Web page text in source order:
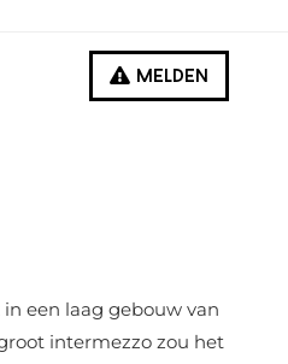
Melden
een laag gebouw van
intermezzo zou het